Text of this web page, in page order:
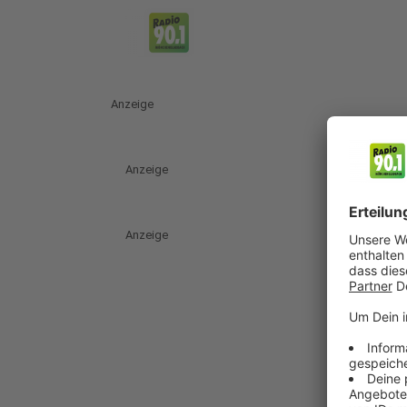
Anzeige
Anzeige
Anzeige